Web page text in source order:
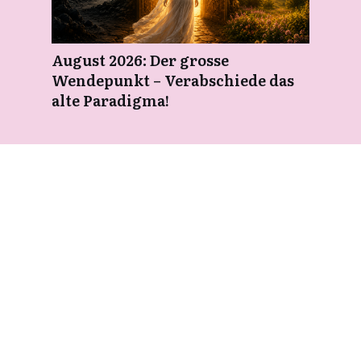
August 2026: Der grosse
Wendepunkt – Verabschiede das
alte Paradigma!